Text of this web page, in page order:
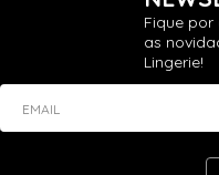
Fique
as
Lingerie!
EMAIL